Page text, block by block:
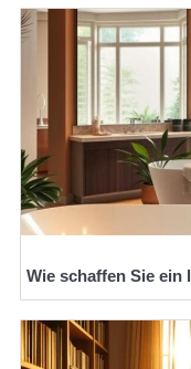
Wie schaffen Sie ein